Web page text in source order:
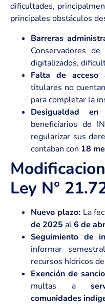
dificultades,
principales obstáculos
Barreras
Conservadores
digitalizados,
Falta de acceso
titulares no
para completar la
Desigualdad
beneficiarios de
regularizar sus
contaban con 18
Ley N°
Nuevo plazo:La
de 2025 al6 de
Seguimiento de
informar
recursos hídricos
Exención de
multas a
comunidades